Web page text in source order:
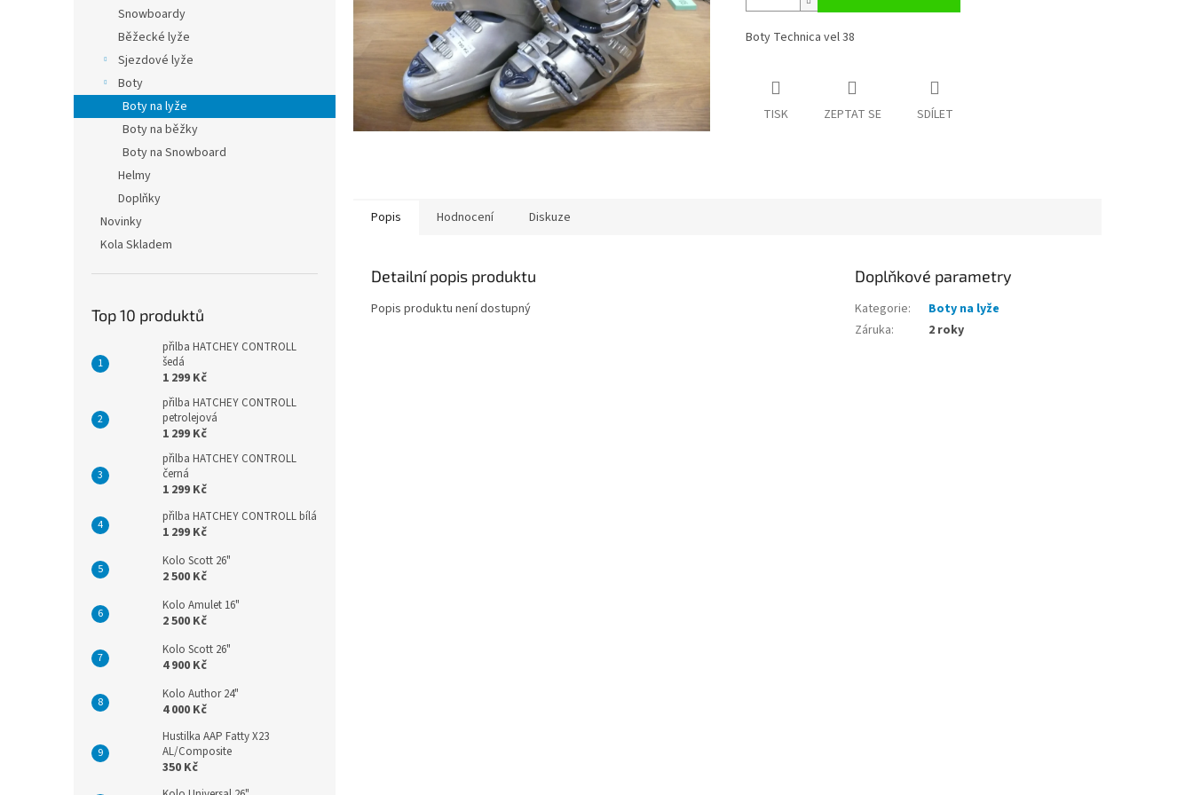
Snowboardy
Běžecké lyže
Sjezdové lyže
Boty
Boty na lyže
Boty na běžky
Boty na Snowboard
Helmy
Doplňky
Novinky
Kola Skladem
Top 10 produktů
přilba HATCHEY CONTROLL
šedá
1 299 Kč
přilba HATCHEY CONTROLL
petrolejová
1 299 Kč
přilba HATCHEY CONTROLL
černá
1 299 Kč
přilba HATCHEY CONTROLL bílá
1 299 Kč
Kolo Scott 26"
2 500 Kč
Kolo Amulet 16"
2 500 Kč
Kolo Scott 26"
4 900 Kč
Kolo Author 24"
4 000 Kč
Hustilka AAP Fatty X23
AL/Composite
350 Kč
Boty Technica vel 38
TISK ZEPTAT SE SDÍLET
Popis Hodnocení Diskuze
Detailní popis produktu
Popis produktu není dostupný
Doplňkové parametry
Kategorie:
Boty na lyže
Záruka: 2 roky